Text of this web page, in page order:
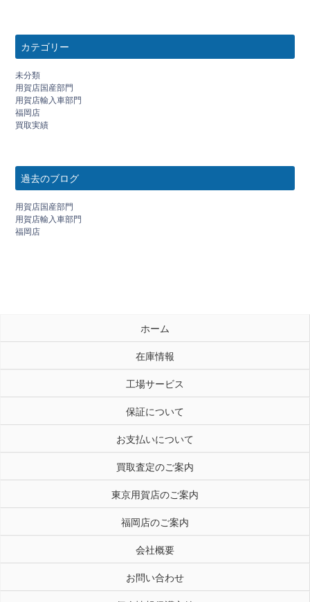
カテゴリー
未分類
用賀店国産部門
用賀店輸入車部門
福岡店
買取実績
過去のブログ
用賀店国産部門
用賀店輸入車部門
福岡店
ホーム
在庫情報
工場サービス
保証について
お支払いについて
買取査定のご案内
東京用賀店のご案内
福岡店のご案内
会社概要
お問い合わせ